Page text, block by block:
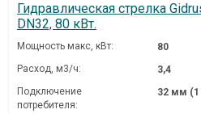
Гидравлическая стрелка
DN32, 80 кВт.
Мощность макс, кВт:
80
Расход, м3/ч:
3,4
Подключение
потребителя:
32 мм (1